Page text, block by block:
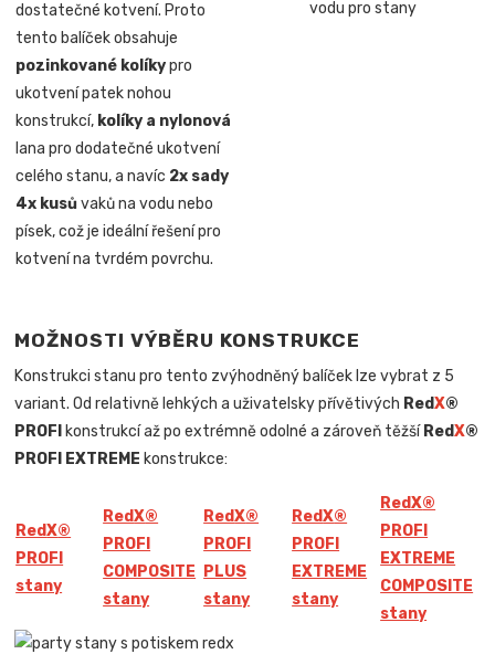
dostatečné kotvení. Proto
tento balíček obsahuje
pozinkované kolíkypro
ukotvení patek nohou
konstrukcí, kolíky a nylonová
lana pro dodatečné ukotvení
celého stanu, a navíc 2x sady
4x kusůvaků na vodu nebo
písek, což je ideální řešení pro
kotvení na tvrdém povrchu.
MOŽNOSTI VÝBĚRU KONSTRUKCE
Konstrukci stanu pro tento zvýhodněný balíček lze vybrat z 5
variant. Od relativně lehkých a uživatelsky přívětivých RedX®
PROFI konstrukcí až po extrémně odolné a zároveň těžší RedX®
PROFI EXTREME konstrukce:
RedX®
PROFI
stany
RedX®
PROFI
COMPOSITE
stany
RedX®
PROFI
PLUS
stany
RedX®
PROFI
EXTREME
stany
RedX®
PROFI
EXTREME
COMPOSITE
stany